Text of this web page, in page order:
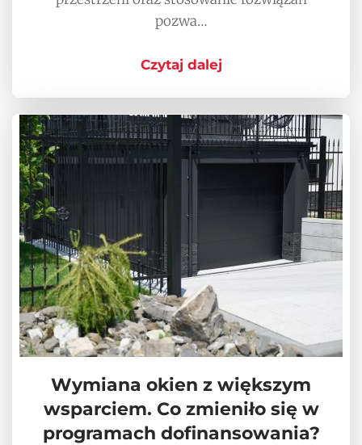
pozwa…
Czytaj dalej
Wymiana okien z większym
wsparciem. Co zmieniło się w
programach dofinansowania?